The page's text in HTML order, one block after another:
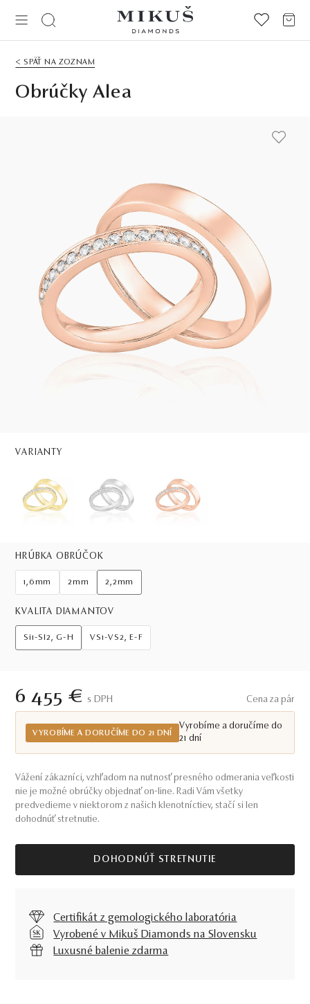
< SPÄŤ NA ZOZNAM
Obrúčky Alea
VARIANTY
HRÚBKA OBRÚČOK
1,6mm 2mm 2,2mm
KVALITA DIAMANTOV
Si1-SI2, G-H VS1-VS2, E-F
6 455 € S DPH Cena za pár
VYROBÍME A DORUČÍME DO 21 DNÍ
Vyrobíme a doručíme do
21 dní
Vážení zákazníci, vzhľadom na nutnosť presného odmerania veľkosti
nie je možné obrúčky objednať on-line. Radi Vám všetky
predvedieme v niektorom z našich klenotníctiev, stačí si len
dohodnúť stretnutie.
DOHODNÚŤ STRETNUTIE
Certifikát z gemologického laboratória
Vyrobené v Mikuš Diamonds na Slovensku
Luxusné balenie zdarma